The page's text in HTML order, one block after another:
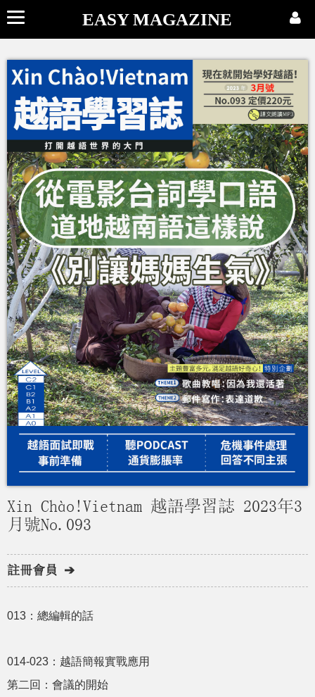
EASY MAGAZINE
Xin Chào!Vietnam 越語學習誌 2023年3
月號No.093
註冊會員 ➔
013：總編輯的話
014-023：越語簡報實戰應用
第二回：會議的開始